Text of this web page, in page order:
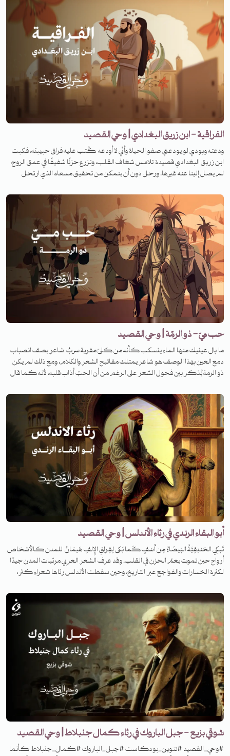
القصيد.
الفراقية - ابن زريق البغدادي | وحي القصيد
ودعته وبودي لو يودعني صفو الحياة وأنّي لا أودعه كُتب عليه فراق حبيبته، فكبت
ابن زريق البغدادي قصيدة تلامس شغاف القلب، وتزرع حزنًا شفيفًا في عمق الروح،
لم يصل إلينا عنه غيرها. ورحل دون أن يتمكن من تحقيق مسعاه الذي ارتحل
منصات تنوين بودكاست في برنامج وحي القصيد. للرعاية والإعلان الرجاء التواصل
https://www.tanwenmedia.com/ تابعونا عبر شبكات التواصل الاجتماعي
Facebook: https://www.facebook.com/Tanwenmedia İnstagram:
https://www.instagram.com/tanwenmedia Twitter:
https://twitter.com/Tanwenmedia Soundcloud:
https://soundcloud.com/tanwenmedia
حب ميّ - ذو الرمّة | وحي القصيد
ما بال عينيك منها الماء ينسكب كأنه من كلىً مفرية سربُ شاعر يصف انصباب
دمع العين بهذا الوصف هو شاعر يمتلك مفاتيح الشعر والكلام، ومع ذلك لم يكن
ذو الرمة يُذكر بين فحول الشعر على الرغم من أن الحبّ أذاب قلبه، لأنه كما قال
فما هي القصة؟ لمعرفة القصة تابعونا على منصات تنوين بودكاست في برنامج
وحي القصيد.
أبو البقاء الرندي في رثاء الأندلس | وحي القصيد
تَبكِي الحَنيفِيَّةُ البَيضَاءُ مِن أَسَفٍ كَما بَكى لِفِراقِ الإِلفِ هَيمَانُ للمدن كالأشخاص
أرواح حين تموت يعمّ الحزن في القلب. وقد عرف الشعر العربي مرثيات المدن جيدًا
لكثرة الخسارات والفواجع عبر التاريخ، وحين سقطت الأندلس رثاها شعراء كثر،
القصيدة؟
شوقي بزيع - جبل الباروك في رثاء كمال جنبلاط | وحي القصيد
#وحي_القصيد #تنوين_بودكاست #جبل_الباروك #كمال_جنبلاط كأنما